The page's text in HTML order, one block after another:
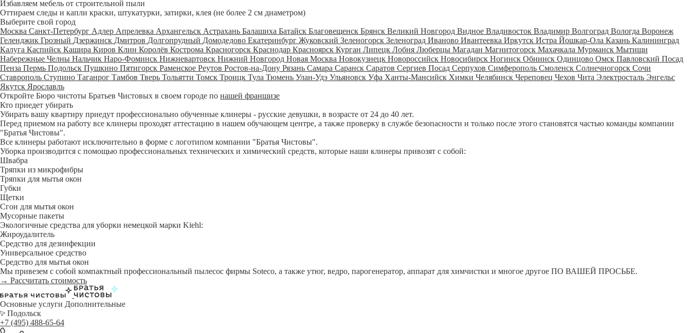
Избавляем мебель от строительной пыли
Оттираем следы и капли краски, штукатурки, затирки, клея (не более 2 см диаметром)
Выберите свой город
Москва Санкт-Петербург Адлер Апрелевка Архангельск Астрахань Балашиха Батайск Благовещенск Брянск Великий Новгород Видное Владивосток Владимир Волгоград Вологда Воронеж
Геленджик Грозный Дзержинск Дмитров Долгопрудный Домодедово Екатеринбург Жуковский Зеленогорск Зеленоград Иваново Ивантеевка Иркутск Истра Йошкар-Ола Казань Калининград
Калуга Каспийск Кашира Киров Клин Королёв Кострома Красногорск Краснодар Красноярск Курган Липецк Лобня Люберцы Магадан Магнитогорск Махачкала Мурманск Мытищи
Набережные Челны Нальчик Наро-Фоминск Нижневартовск Нижний Новгород Новая Москва Новокузнецк Новороссийск Новосибирск Ногинск Обнинск Одинцово Омск Павловский Посад
Пенза Пермь Подольск Пушкино Пятигорск Раменское Реутов Ростов-на-Дону Рязань Самара Саранск Саратов Сергиев Посад Серпухов Симферополь Смоленск Солнечногорск Сочи
Ставрополь Ступино Таганрог Тамбов Тверь Тольятти Томск Троицк Тула Тюмень Улан-Удэ Ульяновск Уфа Ханты-Мансийск Химки Челябинск Череповец Чехов Чита Электросталь Энгельс
Якутск Ярославль
Откройте Бюро чистоты Братьев Чистовых в своем городе по нашей франшизе
Кто приедет убирать
Убирать вашу квартиру приедут профессионально обученные клинеры - русские девушки, в возрасте от 24 до 40 лет.
Перед приемом на работу все клинеры проходят аттестацию в нашем обучающем центре, а также проверку в службе безопасности и только после этого становятся частью команды компании
"Братья Чистовы".
Все клинеры работают исключительно в форме с логотипом компании "Братья Чистовы".
Уборка производится с помощью профессиональных технических и химический средств, которые наши клинеры привозят с собой:
Швабра
Тряпки из микрофибры
Тряпки для мытья окон
Губки
Щетки
Сгон для мытья окон
Мусорные пакеты
Экологичные средства для уборки немецкой марки Kiehl:
Жироудалитель
Средство для дезинфекции
Универсальное средство
Средство для мытья окон
Мы привезем с собой компактный профессиональный пылесос фирмы Soteco, а также утюг, ведро, парогенератор, аппарат для химчистки и многое другое ПО ВАШЕЙ ПРОСЬБЕ.
→ Рассчитать стоимость
Основные услуги Дополнительные
Подольск
+7 (495) 488-65-64